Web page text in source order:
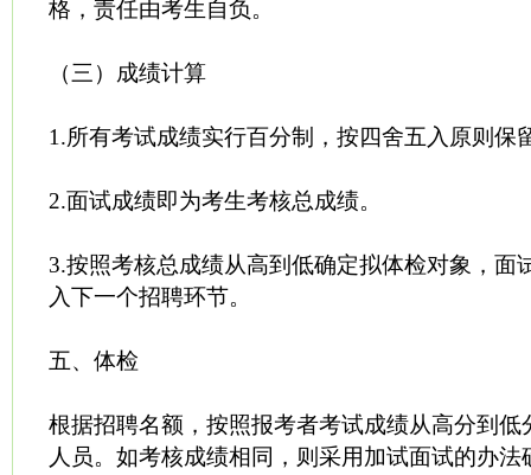
格，责任由考生自负。
（三）成绩计算
1.所有考试成绩实行百分制，按四舍五入原则保
2.面试成绩即为考生考核总成绩。
3.按照考核总成绩从高到低确定拟体检对象，面
入下一个招聘环节。
五、体检
根据招聘名额，按照报考者考试成绩从高分到低
人员。如考核成绩相同，则采用加试面试的办法